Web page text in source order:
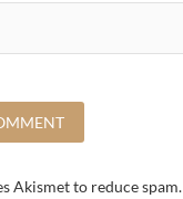
Akismet to reduce spam.